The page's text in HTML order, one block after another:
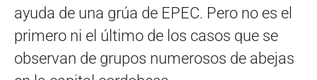
ayuda de una grúa de EPEC. Pero no es el
primero ni el último de los casos que se
observan de grupos numerosos de abejas